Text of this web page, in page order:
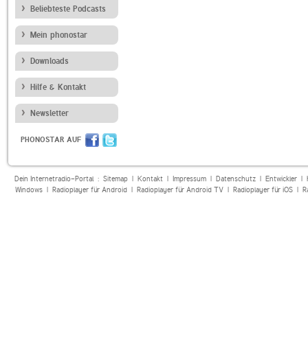
Beliebteste Podcasts
Mein phonostar
Downloads
Hilfe & Kontakt
Newsletter
PHONOSTAR AUF
Dein Internetradio-Portal : Sitemap| Kontakt| Impressum| Datenschutz| Entwickler|
Windows| Radioplayer für Android| Radioplayer für Android TV| Radioplayer für iOS|